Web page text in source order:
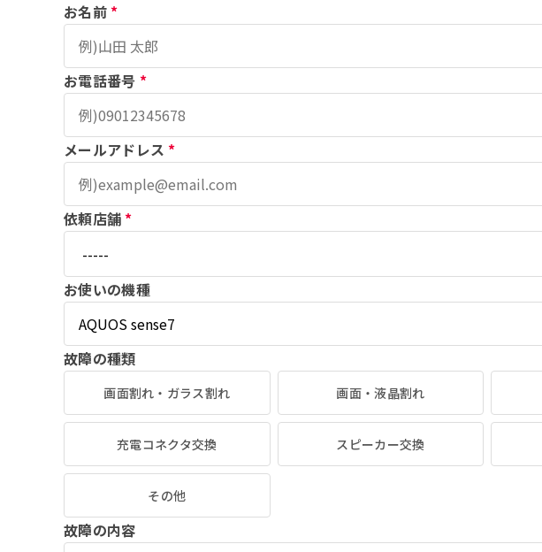
お名前 *
お電話番号 *
メールアドレス *
依頼店舗 *
お使いの機種
故障の種類
画面割れ・ガラス割れ 画面・液晶割れ
充電コネクタ交換 スピーカー交換
その他
故障の内容